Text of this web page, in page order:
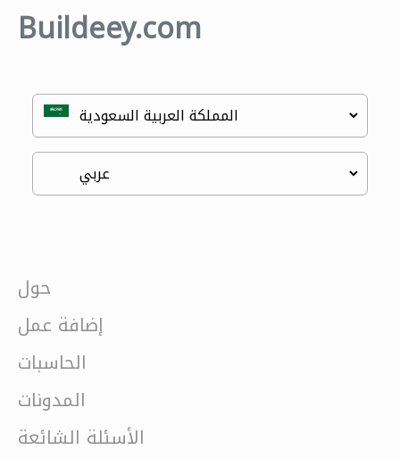
Buildeey.com
حول
إضافة عمل
الحاسبات
المدونات
الأسئلة الشائعة